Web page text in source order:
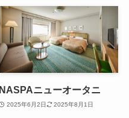
NASPAニューオータニ
2025年6月2日 2025年8月1日